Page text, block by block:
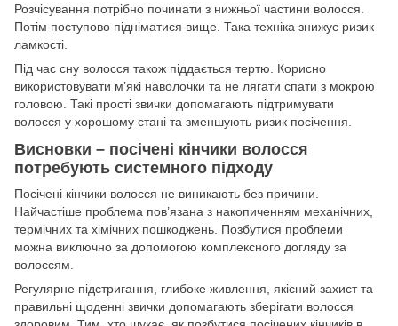
Розчісування потрібно починати з нижньої частини волосся.
Потім поступово підніматися вище. Така техніка знижує ризик
ламкості.
Під час сну волосся також піддається тертю. Корисно
використовувати м’які наволочки та не лягати спати з мокрою
головою. Такі прості звички допомагають підтримувати
волосся у хорошому стані та зменшують ризик посічення.
Висновки – посічені кінчики волосся
потребують системного підходу
Посічені кінчики волосся не виникають без причини.
Найчастіше проблема пов’язана з накопиченням механічних,
термічних та хімічних пошкоджень. Позбутися проблеми
можна виключно за допомогою комплексного догляду за
волоссям.
Регулярне підстригання, глибоке живлення, якісний захист та
правильні щоденні звички допомагають зберігати волосся